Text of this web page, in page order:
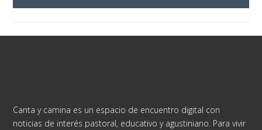
Canta y camina es un espacio de encuentro digital con
noticias de interés pastoral, educativo y agustiniano. Para vivir